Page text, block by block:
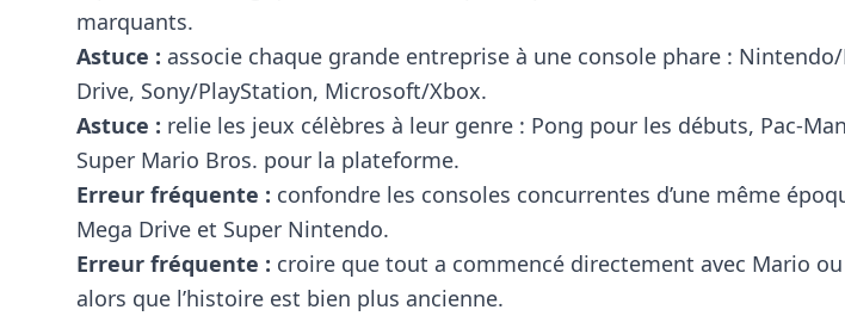
marquants.
Astuce : associe chaque grande entreprise à une console phare : Nintendo/
Drive, Sony/PlayStation, Microsoft/Xbox.
Astuce : relie les jeux célèbres à leur genre : Pong pour les débuts, Pac-
Super Mario Bros. pour la plateforme.
Erreur fréquente : confondre les consoles concurrentes d’une même
Mega Drive et Super Nintendo.
Erreur fréquente : croire que tout a commencé directement avec Mario
alors que l’histoire est bien plus ancienne.